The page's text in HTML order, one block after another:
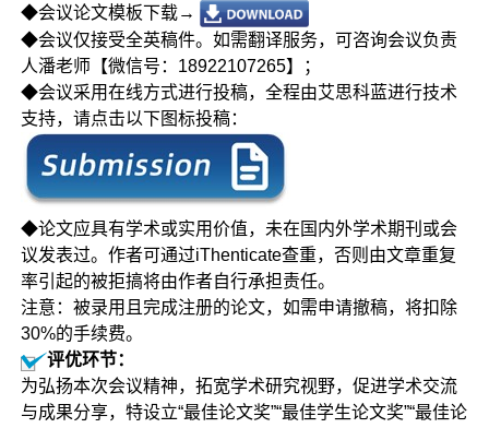
◆会议论文模板下载→
◆会议仅接受全英稿件。如需翻译服务，可咨询会议负责
人潘老师【微信号：18922107265】；
◆会议采用在线方式进行投稿，全程由艾思科蓝进行技术
支持，请点击以下图标投稿：
◆论文应具有学术或实用价值，未在国内外学术期刊或会
议发表过。作者可通过iThenticate查重，否则由文章重复
率引起的被拒搞将由作者自行承担责任。
注意：被录用且完成注册的论文，如需申请撤稿，将扣除
30%的手续费。
评优环节：
为弘扬本次会议精神，拓宽学术研究视野，促进学术交流
与成果分享，特设立“最佳论文奖”“最佳学生论文奖”“最佳论